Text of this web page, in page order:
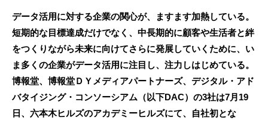
データ活用に対する企業の関心が、ますます加熱している。
短期的な目標達成だけでなく、中長期的に顧客や生活者と絆
をつくりながら未来に向けてさらに発展していくために、い
ま多くの企業がデータ活用に注目し、注力しはじめている。
博報堂、博報堂ＤＹメディアパートナーズ、デジタル・アド
バタイジング・コンソーシアム（以下DAC）の3社は7月19
日、六本木ヒルズのアカデミーヒルズにて、自社初とな